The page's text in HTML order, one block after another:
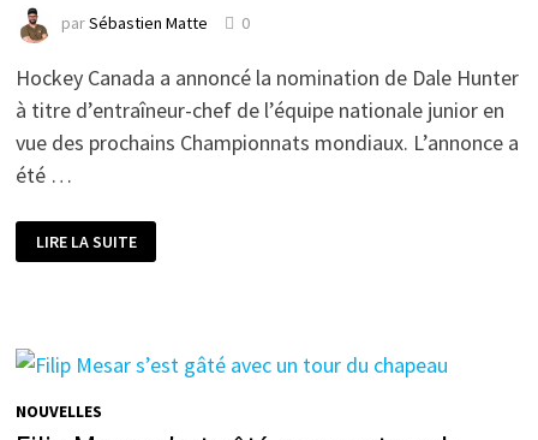
parSébastien Matte 0
Hockey Canada a annoncé la nomination de Dale Hunter
à titre d’entraîneur-chef de l’équipe nationale junior en
vue des prochains Championnats mondiaux. L’annonce a
été …
CANADA
CONFIE
ÉQUIPE
NATIONALE
JUNIOR
DALE
HUNTER
LIRE LA SUITE
NOUVELLES